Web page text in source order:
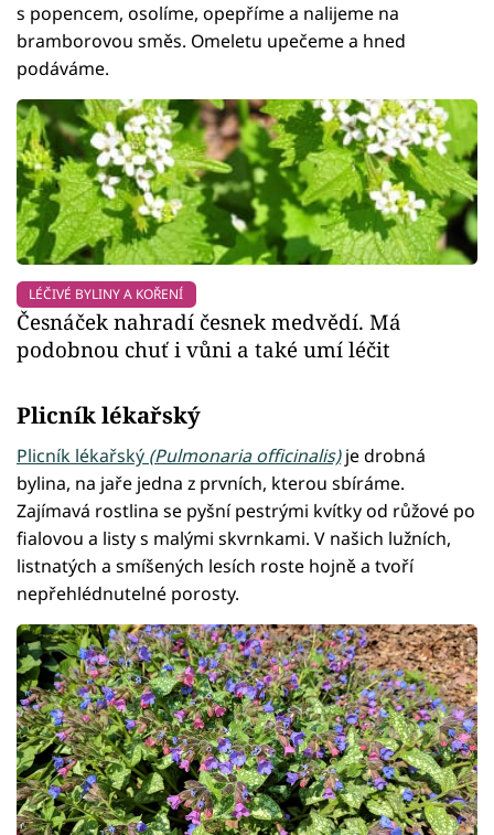
s popencem, osolíme, opepříme a nalijeme na
bramborovou směs. Omeletu upečeme a hned
podáváme.
LÉČIVÉ BYLINY A KOŘENÍ
Česnáček nahradí česnek medvědí. Má
podobnou chuť i vůni a také umí léčit
Plicník lékařský
Plicník lékařský (Pulmonaria officinalis)je drobná
bylina, na jaře jedna z prvních, kterou sbíráme.
Zajímavá rostlina se pyšní pestrými kvítky od růžové po
fialovou a listy s malými skvrnkami. V našich lužních,
listnatých a smíšených lesích roste hojně a tvoří
nepřehlédnutelné porosty.